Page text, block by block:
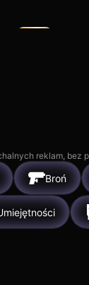
reklam, bez
Broń